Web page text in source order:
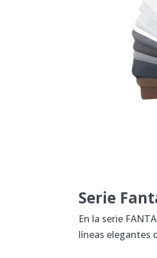
Serie
En la serie
líneas elegantes